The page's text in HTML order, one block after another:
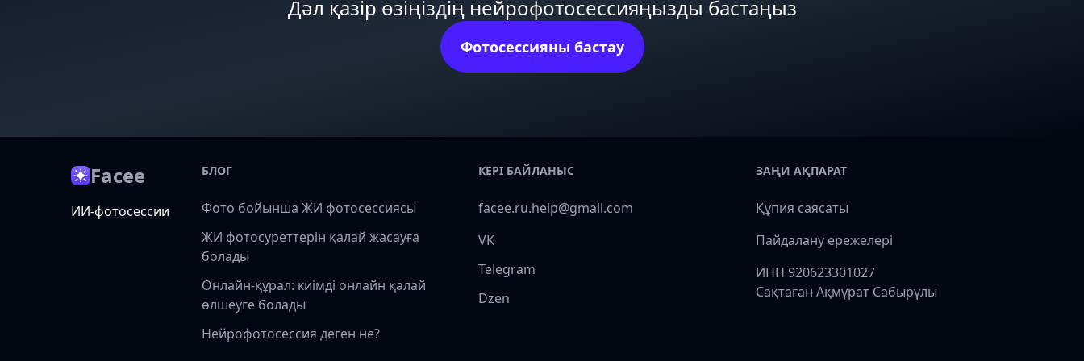
Дәл қазір өзіңіздің нейрофотосессияңызды бастаңыз
Фотосессияны бастау
Facee
ИИ-фотосессии
БЛОГ
Фото бойынша ЖИ фотосессиясы
ЖИ фотосуреттерін қалай жасауға
болады
Онлайн-құрал: киімді онлайн қалай
өлшеуге болады
Нейрофотосессия деген не?
КЕРІ БАЙЛАНЫС
facee.ru.help@gmail.com
VK
Telegram
Dzen
ЗАҢИ АҚПАРАТ
Құпия саясаты
Пайдалану ережелері
ИНН 920623301027
Сақтаған Ақмұрат Сабырұлы